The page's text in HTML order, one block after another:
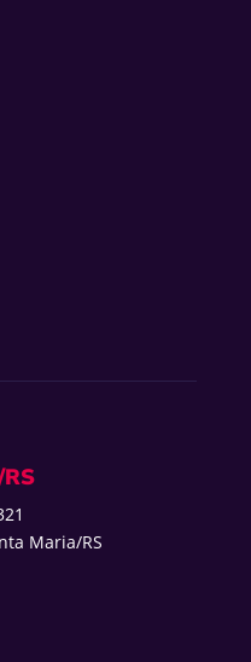
Maria/RS